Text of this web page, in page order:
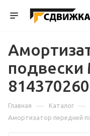
подвески
Главная — Каталог —
Амортизатор передней